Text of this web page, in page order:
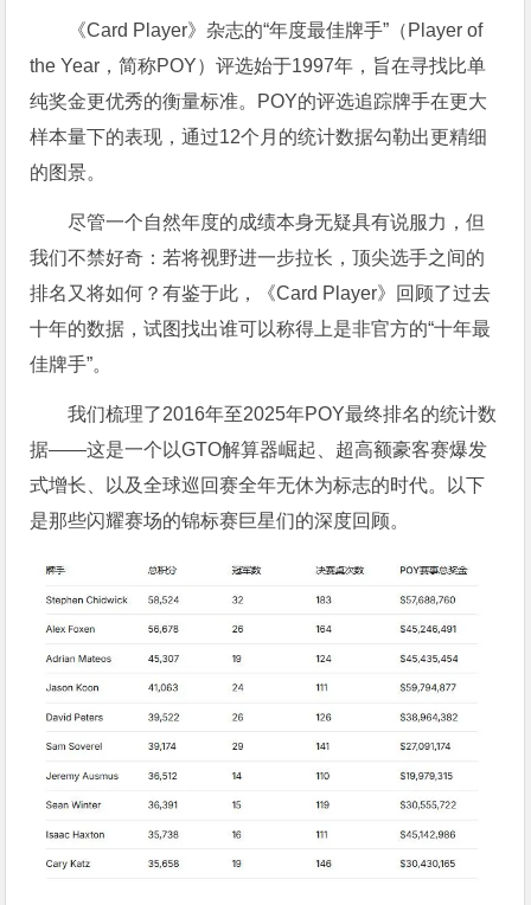
《Card Player》杂志的“年度最佳牌手”（Player of
the Year，简称POY）评选始于1997年，旨在寻找比单
纯奖金更优秀的衡量标准。POY的评选追踪牌手在更大
样本量下的表现，通过12个月的统计数据勾勒出更精细
的图景。
尽管一个自然年度的成绩本身无疑具有说服力，但
我们不禁好奇：若将视野进一步拉长，顶尖选手之间的
排名又将如何？有鉴于此，《Card Player》回顾了过去
十年的数据，试图找出谁可以称得上是非官方的“十年最
佳牌手”。
我们梳理了2016年至2025年POY最终排名的统计数
据——这是一个以GTO解算器崛起、超高额豪客赛爆发
式增长、以及全球巡回赛全年无休为标志的时代。以下
是那些闪耀赛场的锦标赛巨星们的深度回顾。